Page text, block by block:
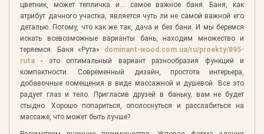
цветник, может тепличка и… самое важное баня. Баня, как
атрибут дачного участка, является чуть ли не самой важной его
деталью. Потому, что как же так, дача и без бани. И мы беремся
искать всевозможные варианты бань, находим множество и
теряемся. Баня «Рута» dominant-wood.com.ua/ru/proekty/895-
ruta - это оптимальный вариант разнообразия функций и
компактности. Современный дизайн, простота интерьера,
добавочные помещения в виде массажной и душевой. Все это
радует глаз и тело. Пригласив друзей в баньку, вам не будет
стыдно. Хорошо попариться, ополоснуться и расслабиться на
массаже, что может быть лучше?